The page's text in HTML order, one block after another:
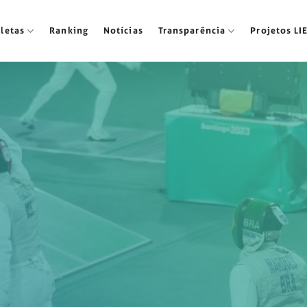
Ranking Notícias Transparência Projetos LIE